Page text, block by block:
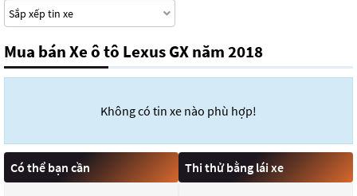
Mua bán Xe ô tô Lexus GX năm 2018
Không có tin xe nào phù hợp!
Có thể bạn cần Thi thử bằng lái xe